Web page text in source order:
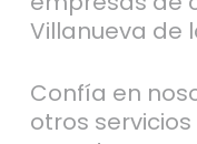
Villanueva de
Confía en
otros